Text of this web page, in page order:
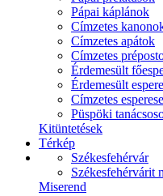
Pápai káplánok
Címzetes
Címzetes apátok
Címzetes
Érdemesült
Érdemesült
Címzetes
Püspöki
Kitüntetések
Térkép
Székesfehérvár
Székesfehérvárit
Miserend